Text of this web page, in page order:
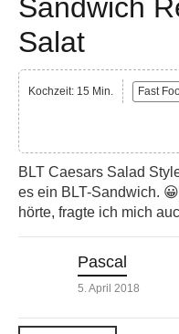
Sandwich
Salat
Kochzeit: 15 Min. Fast
BLT Caesars Salad
es ein BLT-Sandwich.
hörte, fragte ich mich
Pascal
5. April 2018